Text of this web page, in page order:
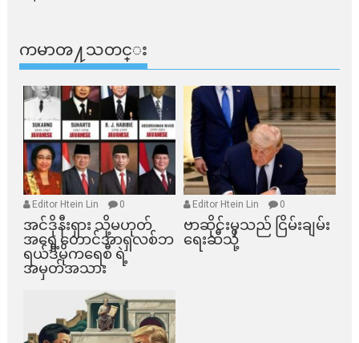
ကမာၻ႔သတင္း
Editor Htein Lin 0
အင်ဒိုနီးရှား သို့မဟုတ်
အရှေ့တောင်အာရှလစ်ဘ
ရယ်ဒီမိုကရေစီ ရဲ့
အမှတ်အသား
Editor Htein Lin 0
ဗာဆိုင်းမှသည် ငြိမ်းချမ်း
ရေးဆီသို့